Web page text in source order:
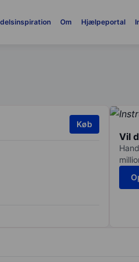
Om Hjælpeportal
Køb
Vil